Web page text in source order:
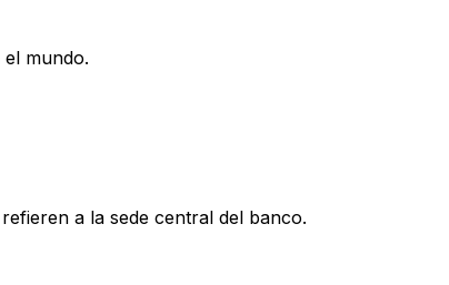
mundo.
a la sede central del banco.